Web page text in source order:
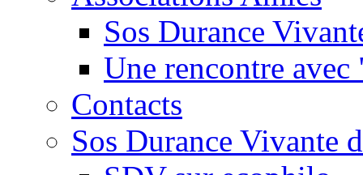
Sos Durance
Une rencontre
Contacts
Sos Durance Vivante